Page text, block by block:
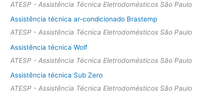
ATESP - Assistência Técnica Eletrodomésticos São Paulo
Assistência técnica ar-condicionado Brastemp
ATESP - Assistência Técnica Eletrodomésticos São Paulo
Assistência técnica Wolf
ATESP - Assistência Técnica Eletrodomésticos São Paulo
Assistência técnica Sub Zero
ATESP - Assistência Técnica Eletrodomésticos São Paulo